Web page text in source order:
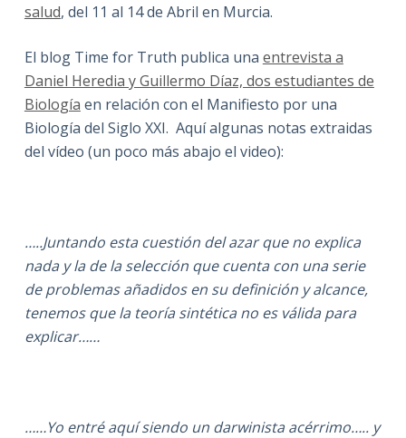
salud, del 11 al 14 de Abril en Murcia.
El blog Time for Truth publica una entrevista a
Daniel Heredia y Guillermo Díaz, dos estudiantes de
Biología en relación con el Manifiesto por una
Biología del Siglo XXI. Aquí algunas notas extraidas
del vídeo (un poco más abajo el video):
…..Juntando esta cuestión del azar que no explica
nada y la de la selección que cuenta con una serie
de problemas añadidos en su definición y alcance,
tenemos que la teoría sintética no es válida para
explicar……
……Yo entré aquí siendo un darwinista acérrimo….. y